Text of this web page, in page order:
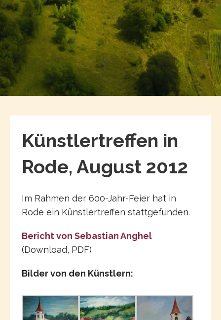
Künstlertreffen in
Rode, August 2012
Im Rahmen der 600-Jahr-Feier hat in
Rode ein Künstlertreffen stattgefunden.
Bericht von Sebastian Anghel
(Download, PDF)
Bilder von den Künstlern: